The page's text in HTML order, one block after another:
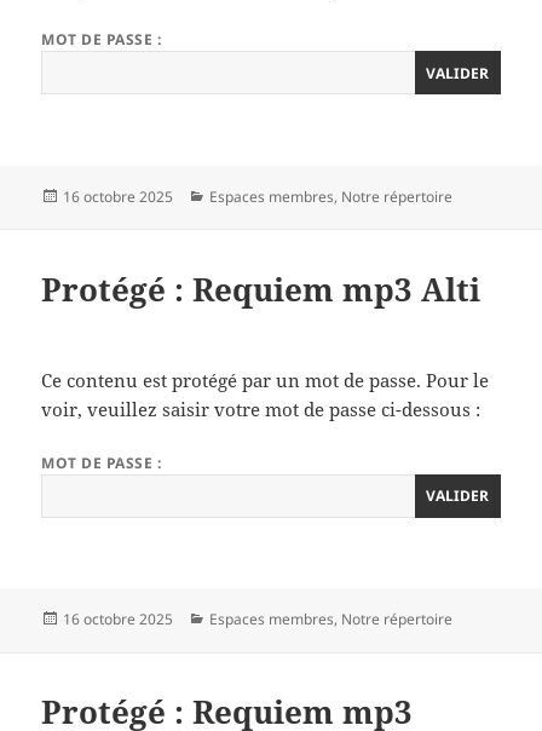
MOT DE PASSE :
Publié
16 octobre 2025 Catégories
Espaces membres, Notre répertoire
Protégé : Requiem mp3 Alti
Ce contenu est protégé par un mot de passe. Pour le
voir, veuillez saisir votre mot de passe ci-dessous :
MOT DE PASSE :
Publié
16 octobre 2025 Catégories
Espaces membres, Notre répertoire
Protégé : Requiem mp3